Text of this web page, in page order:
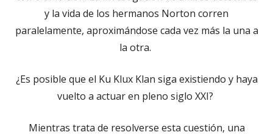
y la vida de los hermanos Norton corren
paralelamente, aproximándose cada vez más la una a
la otra.
¿Es posible que el Ku Klux Klan siga existiendo y haya
vuelto a actuar en pleno siglo XXI?
Mientras trata de resolverse esta cuestión, una